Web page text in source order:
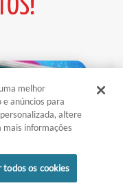
melhor
anúncios para
altere
mais informações
todos os cookies